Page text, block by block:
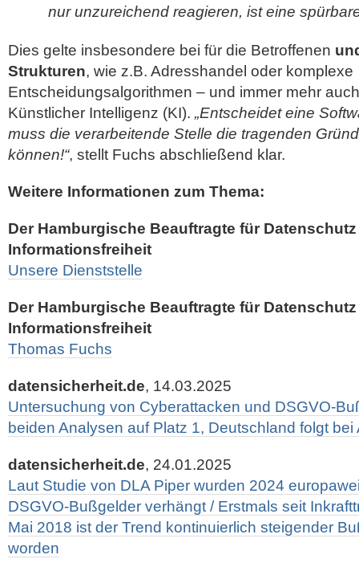
nur unzureichend reagieren, ist eine
Dies gelte insbesondere bei für die Betroffenen
Strukturen, wie z.B. Adresshandel oder komplexe
Entscheidungsalgorithmen – und immer mehr
Künstlicher Intelligenz (KI). „Entscheidet eine
muss die verarbeitende Stelle die tragenden
können!“, stellt Fuchs abschließend klar.
Weitere Informationen zum Thema:
Der Hamburgische Beauftragte für
Informationsfreiheit
Unsere Dienststelle
Der Hamburgische Beauftragte für
Informationsfreiheit
Thomas Fuchs
datensicherheit.de, 14.03.2025
Untersuchung von Cyberattacken und DSGVO-
beiden Analysen auf Platz 1, Deutschland folgt
datensicherheit.de, 24.01.2025
Laut Studie von DLA Piper wurden 2024
DSGVO-Bußgelder verhängt / Erstmals seit
Mai 2018 ist der Trend kontinuierlich steigender
worden